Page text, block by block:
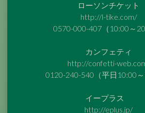
ローソンチケット
http://l-tike.com/
0570-000-407（10:00～
カンフェティ
http://confetti-
0120-240-540（平日10:00～
イープラス
http://eplus.jp/